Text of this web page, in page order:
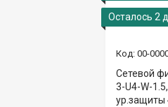
Осталось 2
00-
Сетевой
3-U4-W-
ур.защиты